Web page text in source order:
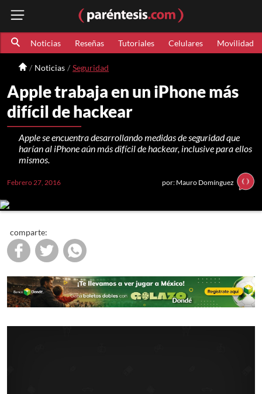
Noticias Reseñas Tutoriales Celulares Movilidad
Noticias Seguridad
Apple trabaja en un iPhone más
difícil de hackear
Apple se encuentra desarrollando medidas de seguridad que
harían al iPhone aún más difícil de hackear, inclusive para ellos
mismos.
Febrero 27, 2016 por: Mauro Domínguez
comparte: